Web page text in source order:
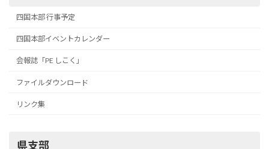
四国本部 行事予定
四国本部イベントカレンダー
会報誌「PE しこく」
ファイルダウンロード
リンク集
県支部